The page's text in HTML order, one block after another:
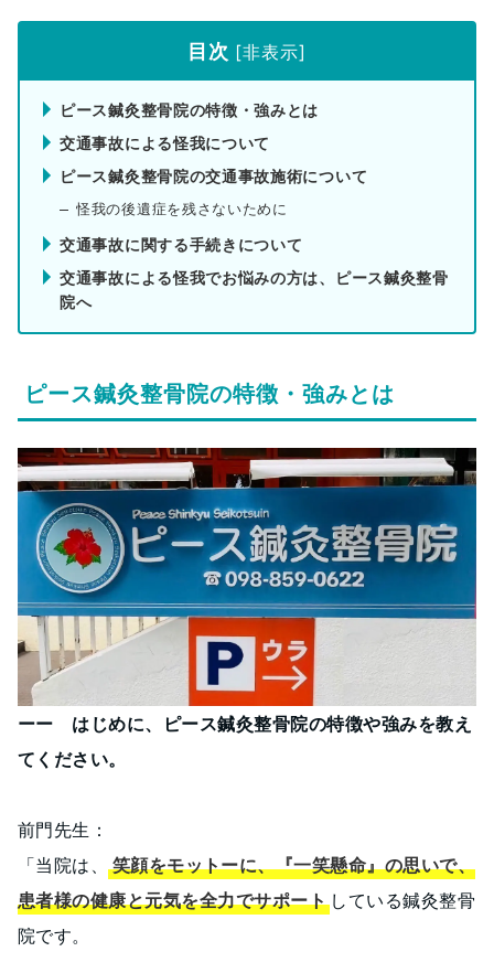
目次 [非表示]
ピース鍼灸整骨院の特徴・強みとは
交通事故による怪我について
ピース鍼灸整骨院の交通事故施術について
怪我の後遺症を残さないために
交通事故に関する手続きについて
交通事故による怪我でお悩みの方は、ピース鍼灸整骨
院へ
ピース鍼灸整骨院の特徴・強みとは
ーー はじめに、ピース鍼灸整骨院の特徴や強みを教え
てください。
前門先生：
「当院は、笑顔をモットーに、『一笑懸命』の思いで、
患者様の健康と元気を全力でサポート している鍼灸整骨
院です。